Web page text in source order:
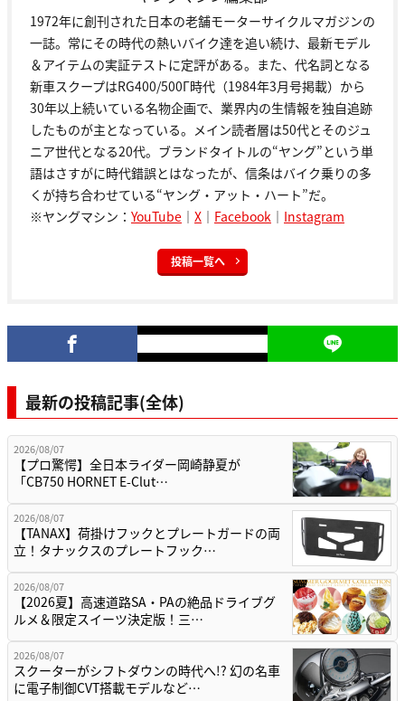
1972年に創刊された日本の老舗モーターサイクルマガジンの
一誌。常にその時代の熱いバイク達を追い続け、最新モデル
＆アイテムの実証テストに定評がある。また、代名詞となる
新車スクープはRG400/500Γ時代（1984年3月号掲載）から
30年以上続いている名物企画で、業界内の生情報を独自追跡
したものが主となっている。メイン読者層は50代とそのジュ
ニア世代となる20代。ブランドタイトルの“ヤング”という単
語はさすがに時代錯誤とはなったが、信条はバイク乗りの多
くが持ち合わせている“ヤング・アット・ハート”だ。
※ヤングマシン： YouTube ｜ X ｜ Facebook ｜ Instagram
投稿一覧へ
最新の投稿記事(全体)
2026/08/07
【プロ驚愕】全日本ライダー岡崎静夏が
「CB750 HORNET E-Clut…
2026/08/07
【TANAX】荷掛けフックとプレートガードの両
立！タナックスのプレートフック…
2026/08/07
【2026夏】高速道路SA・PAの絶品ドライブグ
ルメ＆限定スイーツ決定版！三…
2026/08/07
スクーターがシフトダウンの時代へ!? 幻の名車
に電子制御CVT搭載モデルなど…